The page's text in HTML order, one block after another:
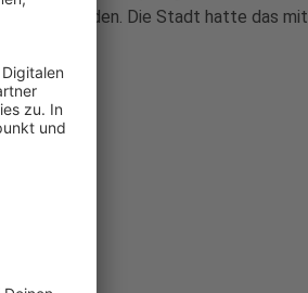
werden. Die Stadt hatte das mit